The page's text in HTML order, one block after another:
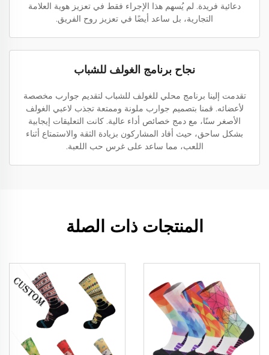
دعائية فريدة. لم يُسهم هذا الإجراء فقط في تعزيز هوية العلامة
التجارية، بل ساعد أيضًا في تعزيز روح الفريق.
نجاح برنامج الغولف للشباب
تقدمت إلينا برنامج محلي للغولف للشباب لتقديم جوارب مخصصة
لأعضائه. قمنا بتصميم جوارب ملونة وممتعة تجذب لاعبي الغولف
الأصغر سنًا، مع دمج خصائص أداء عالية. كانت التعليقات إيجابية
بشكل ساحق، حيث أفاد المشاركون بزيادة الثقة والاستمتاع أثناء
اللعب، مما ساعد على غرس حب اللعبة.
المنتجات ذات الصلة